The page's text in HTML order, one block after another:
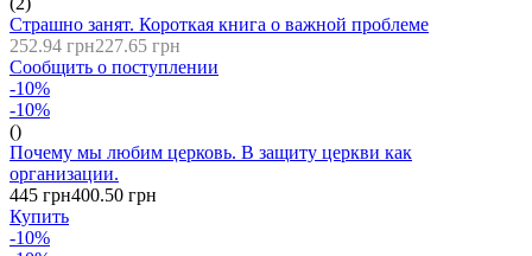
Страшно занят. Короткая книга о важной проблеме
252.94 грн227.65 грн
Сообщить о поступлении
-10%
-10%
()
Почему мы любим церковь. В защиту церкви как
организации.
445 грн400.50 грн
Купить
-10%